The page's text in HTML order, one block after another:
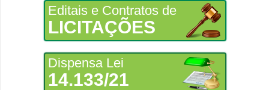
Editais e Contratos de
LICITAÇÕES
Dispensa Lei
14.133/21